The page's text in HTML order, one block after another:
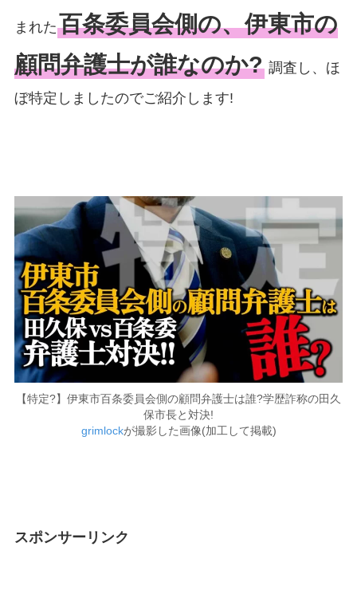
まれた百条委員会側の、伊東市の
顧問弁護士が誰なのか?調査し、ほ
ぼ特定しましたのでご紹介します!
【特定?】伊東市百条委員会側の顧問弁護士は誰?学歴詐称の田久
保市長と対決!
grimlockが撮影した画像(加工して掲載)
スポンサーリンク